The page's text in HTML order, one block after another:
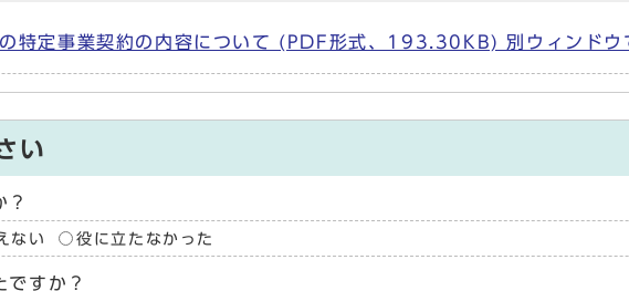
特定事業契約の内容について (PDF形式、193.30KB) 別ウィンドウ
い
？
ない 役に立たなかった
ですか？